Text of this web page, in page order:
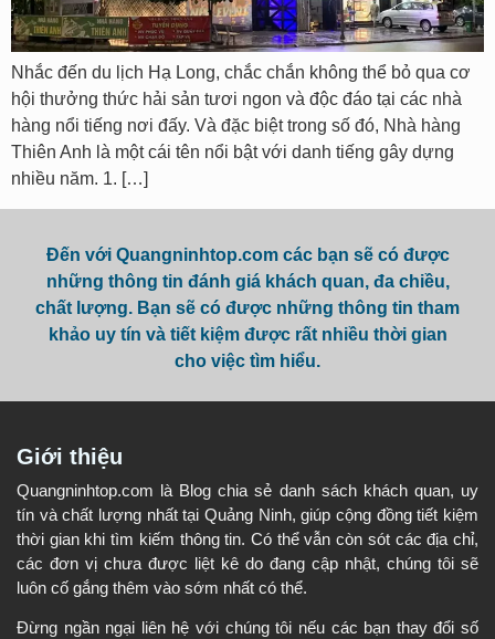
Nhắc đến du lịch Hạ Long, chắc chắn không thể bỏ qua cơ
hội thưởng thức hải sản tươi ngon và độc đáo tại các nhà
hàng nổi tiếng nơi đấy. Và đặc biệt trong số đó, Nhà hàng
Thiên Anh là một cái tên nổi bật với danh tiếng gây dựng
nhiều năm. 1. […]
Đến với Quangninhtop.com các bạn sẽ có được
những thông tin đánh giá khách quan, đa chiều,
chất lượng. Bạn sẽ có được những thông tin tham
khảo uy tín và tiết kiệm được rất nhiều thời gian
cho việc tìm hiểu.
Giới thiệu
Quangninhtop.com là Blog chia sẻ danh sách khách quan, uy
tín và chất lượng nhất tại Quảng Ninh, giúp cộng đồng tiết kiệm
thời gian khi tìm kiếm thông tin. Có thể vẫn còn sót các địa chỉ,
các đơn vị chưa được liệt kê do đang cập nhật, chúng tôi sẽ
luôn cố gắng thêm vào sớm nhất có thể.
Đừng ngần ngại liên hệ với chúng tôi nếu các bạn thay đổi số